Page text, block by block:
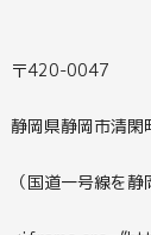
〒420-0047
静岡県静岡市清
（国道一号線を